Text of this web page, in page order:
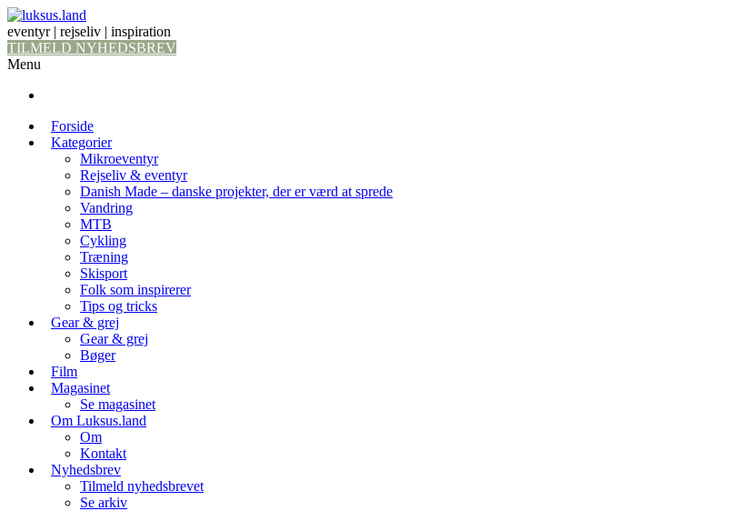
eventyr | rejseliv | inspiration
TILMELD NYHEDSBREV
Menu
Forside
Kategorier
Mikroeventyr
Rejseliv & eventyr
Danish Made – danske projekter, der er værd at sprede
Vandring
MTB
Cykling
Træning
Skisport
Folk som inspirerer
Tips og tricks
Gear & grej
Gear & grej
Bøger
Film
Magasinet
Se magasinet
Om Luksus.land
Om
Kontakt
Nyhedsbrev
Tilmeld nyhedsbrevet
Se arkiv